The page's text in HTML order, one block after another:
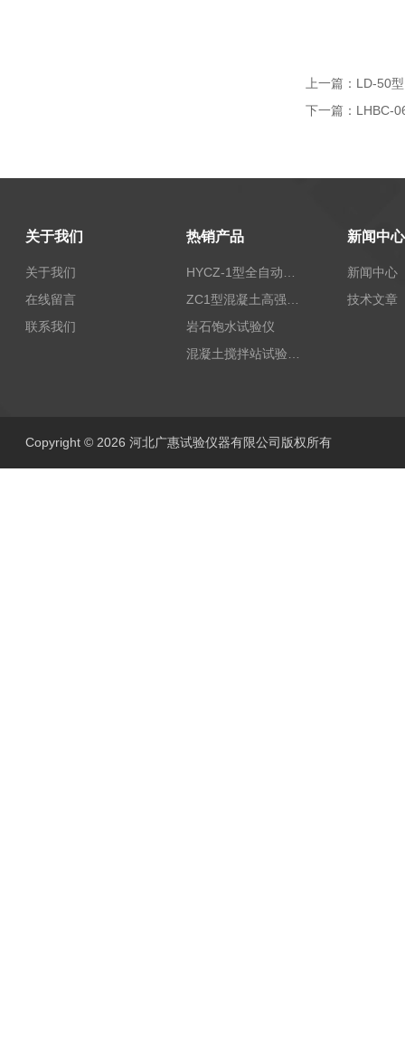
上一篇： LD-50
下一篇： LHBC-
关于我们
关于我们
在线留言
联系我们
热销产品
岩石饱水试验仪
新闻中心
新闻中心
技术文章
Copyright © 2026 河北广惠试验仪器有限公司版权所有